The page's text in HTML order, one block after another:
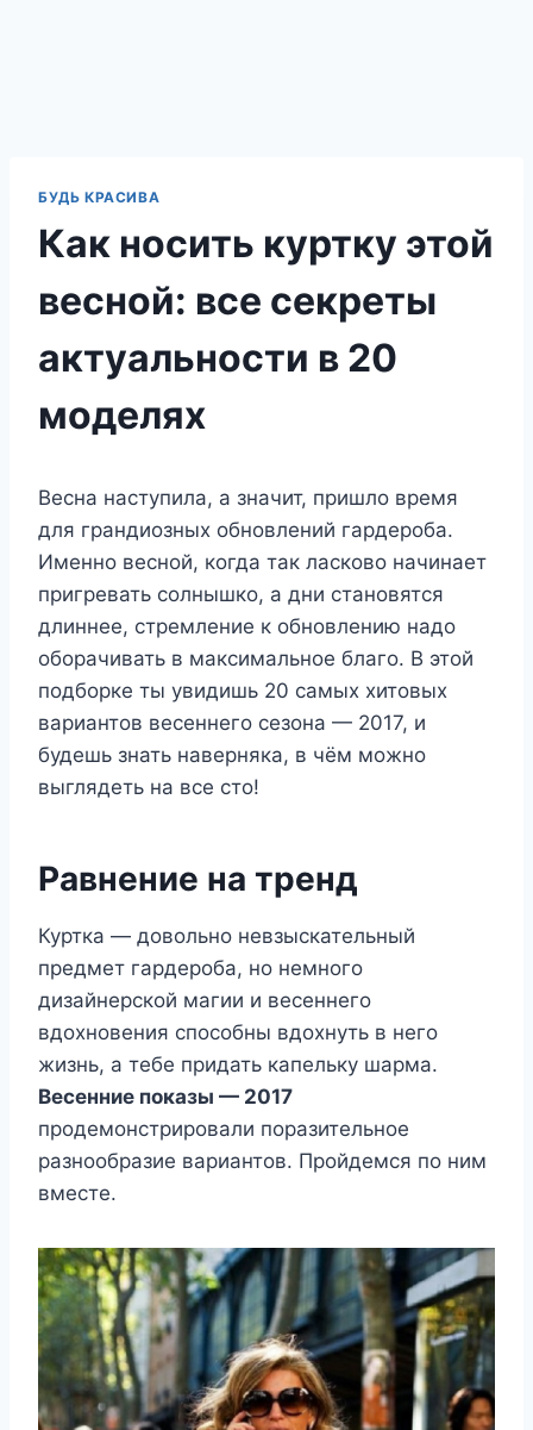
БУДЬ КРАСИВА
Как носить куртку этой
весной: все секреты
актуальности в 20
моделях
Весна наступила, а значит, пришло время
для грандиозных обновлений гардероба.
Именно весной, когда так ласково начинает
пригревать солнышко, а дни становятся
длиннее, стремление к обновлению надо
оборачивать в максимальное благо. В этой
подборке ты увидишь 20 самых хитовых
вариантов весеннего сезона — 2017, и
будешь знать наверняка, в чём можно
выглядеть на все сто!
Равнение на тренд
Куртка — довольно невзыскательный
предмет гардероба, но немного
дизайнерской магии и весеннего
вдохновения способны вдохнуть в него
жизнь, а тебе придать капельку шарма.
Весенние показы — 2017
продемонстрировали поразительное
разнообразие вариантов. Пройдемся по ним
вместе.